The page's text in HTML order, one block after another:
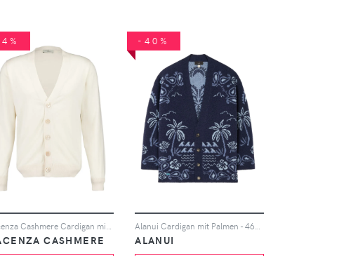
Piacenza Cashmere Cardigan mit V-Ausschnitt - Nude
CASHMERE
-40%
Alanui Cardigan mit Palmen - 4642-Midnight-Denim
ALANUI